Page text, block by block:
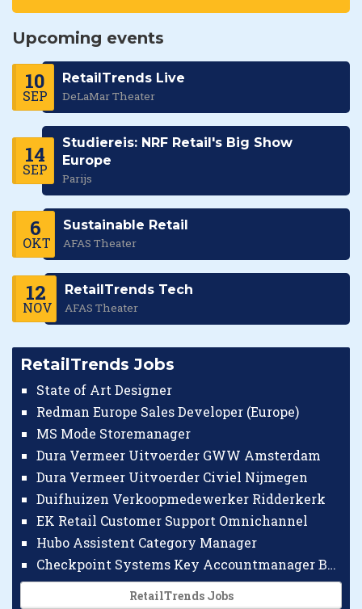
Upcoming events
10
SEP
RetailTrends Live
DeLaMar Theater
14
SEP
Studiereis: NRF Retail's Big Show
Europe
Parijs
6
OKT
Sustainable Retail
AFAS Theater
12
NOV
RetailTrends Tech
AFAS Theater
RetailTrends Jobs
State of Art Designer
Redman Europe Sales Developer (Europe)
MS Mode Storemanager
Dura Vermeer Uitvoerder GWW Amsterdam
Dura Vermeer Uitvoerder Civiel Nijmegen
Duifhuizen Verkoopmedewerker Ridderkerk
EK Retail Customer Support Omnichannel
Hubo Assistent Category Manager
Checkpoint Systems Key Accountmanager Benelux
RetailTrends Jobs